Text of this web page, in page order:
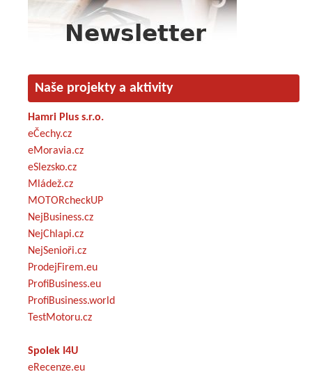
Naše projekty a aktivity
Hamri Plus s.r.o.
eČechy.cz
eMoravia.cz
eSlezsko.cz
Mládež.cz
MOTORcheckUP
NejBusiness.cz
NejChlapi.cz
NejSenioři.cz
ProdejFirem.eu
ProfiBusiness.eu
ProfiBusiness.world
TestMotoru.cz
Spolek I4U
eRecenze.eu